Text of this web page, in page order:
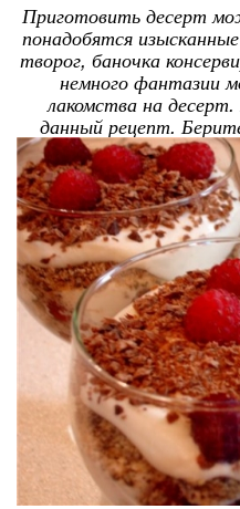
Приготовить десерт
понадобятся
творог, баночка
немного фантазии
лакомства на
данный рецепт.